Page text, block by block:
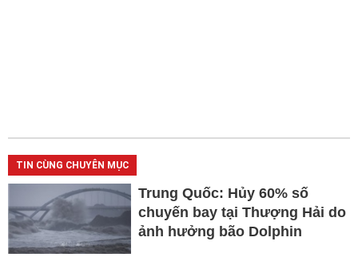
TIN CÙNG CHUYÊN MỤC
Trung Quốc: Hủy 60% số
chuyến bay tại Thượng Hải do
ảnh hưởng bão Dolphin